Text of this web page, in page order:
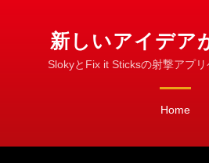
新しいアイデア
は、私たちに連
FIX IT STICKS
フライス加工用
SlokyとFix it Sticksの射撃アプリ
Home